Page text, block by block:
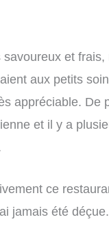
et
aux petits
appréciable. De
et il y a
ce
jamais été